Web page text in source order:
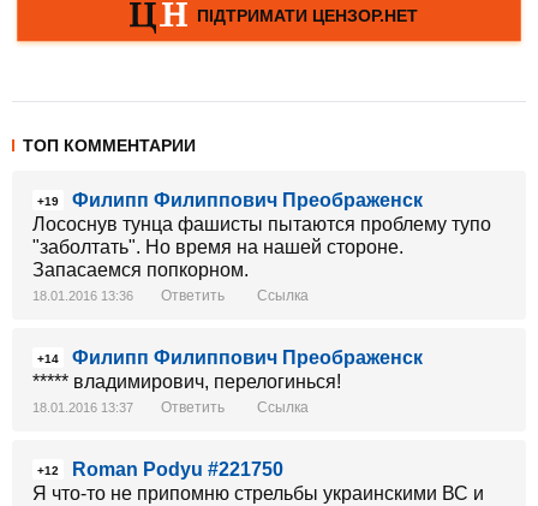
ТОП КОММЕНТАРИИ
+19
Филипп Филиппович Преображенск
Лососнув тунца фашисты пытаются проблему тупо
"заболтать". Но время на нашей стороне.
Запасаемся попкорном.
18.01.2016 13:36 Ответить Ссылка
+14
Филипп Филиппович Преображенск
***** владимирович, перелогинься!
18.01.2016 13:37 Ответить Ссылка
+12
Roman Podyu #221750
Я что-то не припомню стрельбы украинскими ВС и